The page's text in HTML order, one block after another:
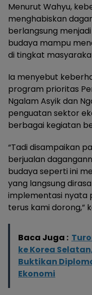
Menurut Wahyu,
menghabiskan
berlangsung
budaya mampu
di tingkat
Ia menyebut
program prioritas
Ngalam Asyik dan
penguatan sektor
berbagai kegiatan
“Tadi disampaikan
berjualan
budaya seperti ini
yang langsung
implementasi nyata
terus kami dorong,”
Baca Juga :
ke Korea
Buktikan
Ekonomi